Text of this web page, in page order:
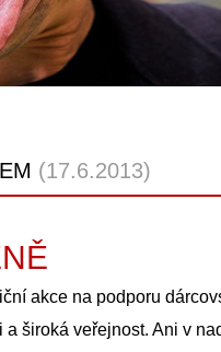
(17.6.2013)
akce na podporu
široká veřejnost. Ani v